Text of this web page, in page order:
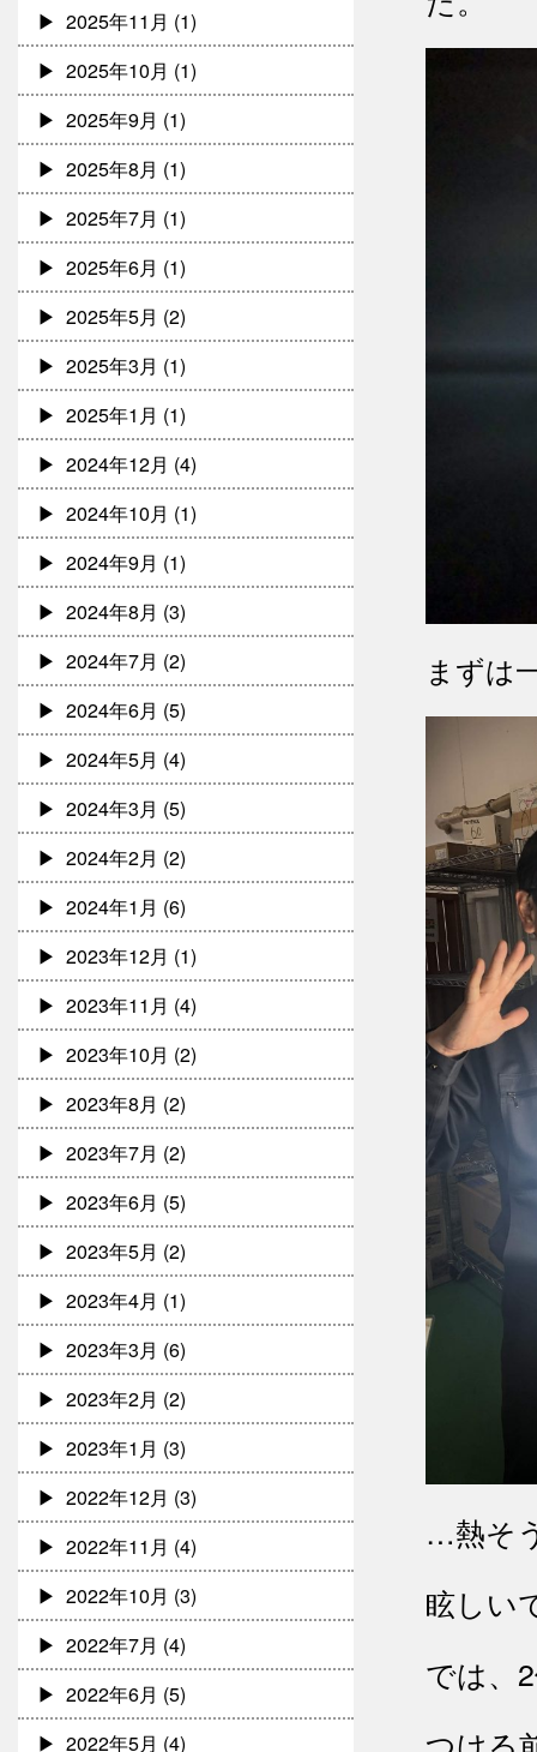
まずは
…熱そ
眩しい
では、
2025年11月 (1)
2025年10月 (1)
2025年9月 (1)
2025年8月 (1)
2025年7月 (1)
2025年6月 (1)
2025年5月 (2)
2025年3月 (1)
2025年1月 (1)
2024年12月 (4)
2024年10月 (1)
2024年9月 (1)
2024年8月 (3)
2024年7月 (2)
2024年6月 (5)
2024年5月 (4)
2024年3月 (5)
2024年2月 (2)
2024年1月 (6)
2023年12月 (1)
2023年11月 (4)
2023年10月 (2)
2023年8月 (2)
2023年7月 (2)
2023年6月 (5)
2023年5月 (2)
2023年4月 (1)
2023年3月 (6)
2023年2月 (2)
2023年1月 (3)
2022年12月 (3)
2022年11月 (4)
2022年10月 (3)
2022年7月 (4)
2022年6月 (5)
2022年5月 (4)